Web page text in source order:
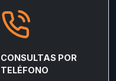
CONSULTAS POR
TELÉFONO